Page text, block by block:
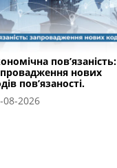
пов’язаність:
нових
пов’язаності.
08-2026